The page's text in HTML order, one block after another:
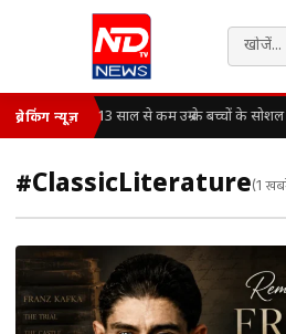
ब्रेकिंग न्यूज़ 13 साल से कम उम्र के बच्चों के
#ClassicLiterature(1